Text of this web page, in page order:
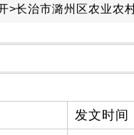
>长治市潞州区农业农
发文时间